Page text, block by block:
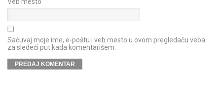
Sačuvaj moje ime, e-poštu i veb mesto u ovom pregledaču veba
za sledeći put kada komentarišem.